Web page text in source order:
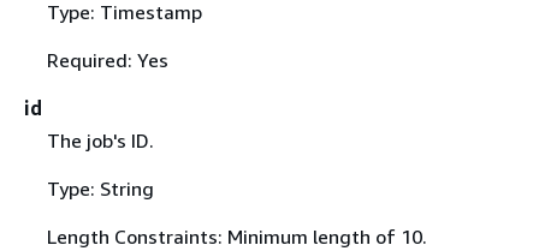
Type: Timestamp
Required: Yes
id
The job's ID.
Type: String
Length Constraints: Minimum length of 10.